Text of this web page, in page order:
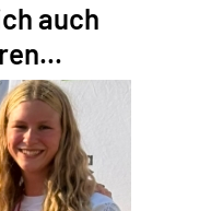
auch